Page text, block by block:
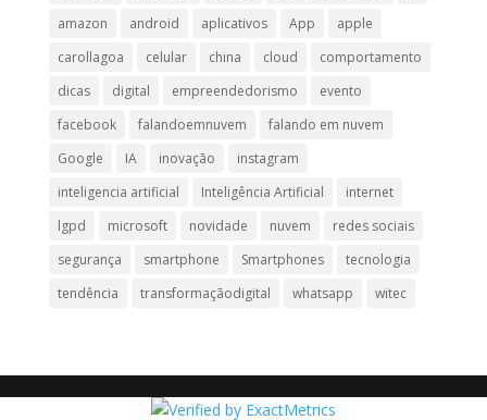
amazon
android aplicativos App
apple
carollagoa
celular china cloud
comportamento
dicas
digital empreendedorismo
evento
facebook
falandoemnuvem
falando em nuvem
Google
IA inovação
instagram
inteligencia artificial
Inteligência Artificial
internet
lgpd
microsoft novidade nuvem
redes sociais
segurança
smartphone Smartphones
tecnologia
tendência
transformaçãodigital whatsapp witec